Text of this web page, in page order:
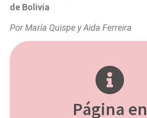
de Bolivia
Por María Quispe y Aida Ferreira
Página en